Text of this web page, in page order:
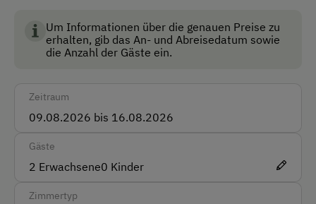
Überweisung / SEPA
Englisch
Standards für Umwelt, Tierwohl und
Lebensmittelqualität.
Um Informationen über die genauen Preise zu
erhalten, gib das An- und Abreisedatum sowie
die Anzahl der Gäste ein.
Zeitraum
Gäste
2 Erwachsene0 Kinder
Zimmertyp